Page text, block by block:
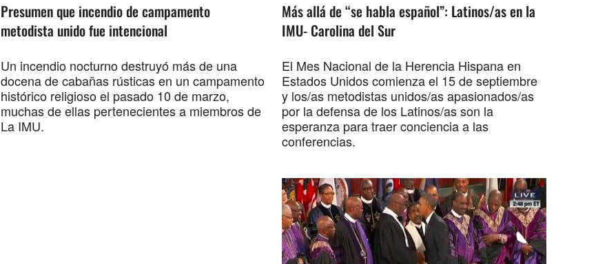
Presumen que incendio de campamento
metodista unido fue intencional
Un incendio nocturno destruyó más de una
docena de cabañas rústicas en un campamento
histórico religioso el pasado 10 de marzo,
muchas de ellas pertenecientes a miembros de
La IMU.
Más allá de “se habla español”: Latinos/as en la
IMU- Carolina del Sur
El Mes Nacional de la Herencia Hispana en
Estados Unidos comienza el 15 de septiembre
y los/as metodistas unidos/as apasionados/as
por la defensa de los Latinos/as son la
esperanza para traer conciencia a las
conferencias.